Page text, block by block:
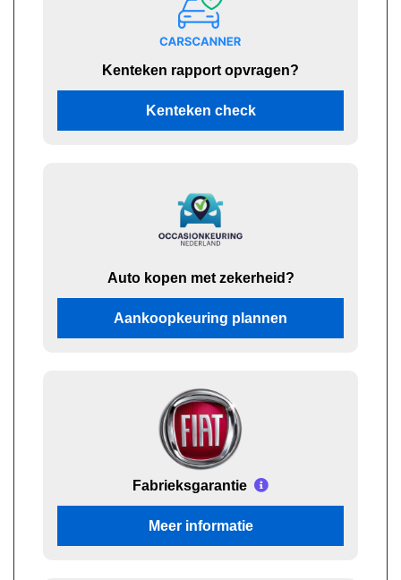
Kenteken rapport opvragen?
Kenteken check
Auto kopen met zekerheid?
Aankoopkeuring plannen
Fabrieksgarantie
Meer informatie